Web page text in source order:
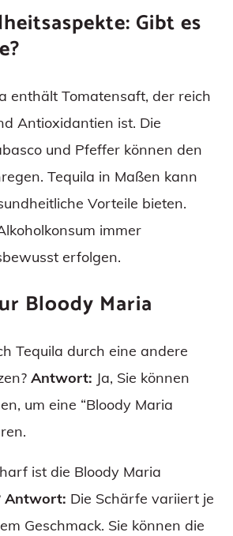
Gibt es
enthält Tomatensaft, der reich
Antioxidantien ist. Die
und Pfeffer können den
Tequila in Maßen kann
Vorteile bieten.
immer
erfolgen.
Bloody Maria
Tequila durch eine andere
Antwort: Ja, Sie können
um eine “Bloody Maria
ist die Bloody Maria
Antwort: Die Schärfe variiert je
Geschmack. Sie können die